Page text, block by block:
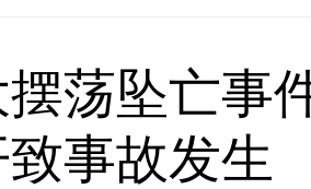
摆荡坠亡事
事故发生